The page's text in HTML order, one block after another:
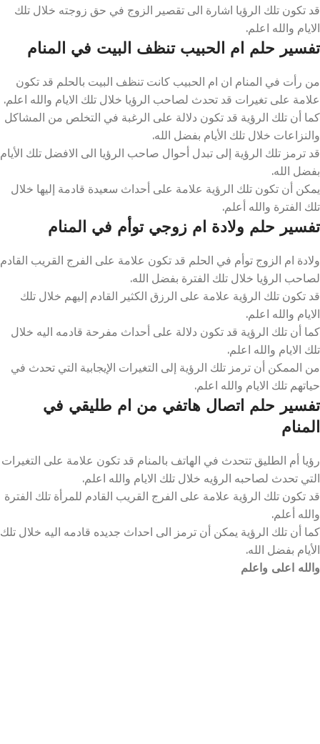
قد تكون تلك الرؤيا اشارة الى تقصير الزوج في حق زوجته خلال تلك
الايام والله اعلم.
تفسير حلم ام الحبيب تنظف البيت في المنام
من رأت في المنام ان ام الحبيب كانت تنظف البيت بالحلم قد تكون
علامة على تغيرات قد تحدث لصاحب الرؤيا خلال تلك الايام والله اعلم.
كما أن تلك الرؤية قد تكون دلالة على الرغبة في التخلص من المشاكل
والنزاعات خلال تلك الأيام بفضل الله.
قد ترمز تلك الرؤية إلى تبدل أحوال صاحب الرؤيا الى الافضل تلك الأيام
بفضل الله.
يمكن أن تكون تلك الرؤية علامة على أحداث سعيدة قادمة إليها خلال
تلك الفترة والله أعلم.
تفسير حلم ولادة ام زوجي توأم في المنام
ولادة ام الزوج توأم في الحلم قد تكون علامة على الفرج القريب القادم
لصاحب الرؤيا خلال تلك الفترة بفضل الله.
قد تكون تلك الرؤية علامة على الرزق الكثير القادم إليهم خلال تلك
الايام والله اعلم.
كما أن تلك الرؤية قد تكون دلالة على أحداث مفرحة قادمه اليه خلال
تلك الايام والله اعلم.
من الممكن أن ترمز تلك الرؤية إلى التغيرات الإيجابية التي تحدث في
حياتهم تلك الايام والله اعلم.
تفسير حلم اتصال هاتفي من ام طليقي في
المنام
رؤيا أم الطليق تتحدث في الهاتف بالمنام قد تكون علامة على التغيرات
التي تحدث لصاحبه الرؤيه خلال تلك الايام والله اعلم.
قد تكون تلك الرؤية علامة على الفرج القريب القادم للمرأة تلك الفترة
والله أعلم.
كما أن تلك الرؤية يمكن أن ترمز الى احداث جديده قادمه اليه خلال تلك
الأيام بفضل الله.
والله اعلى واعلم